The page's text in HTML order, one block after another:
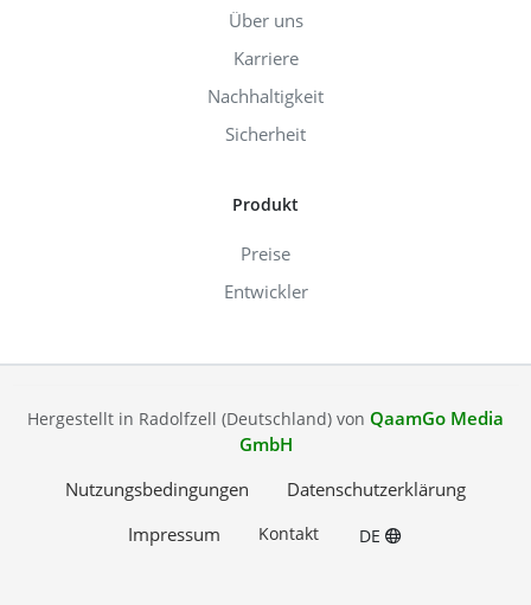
Über uns
Karriere
Nachhaltigkeit
Sicherheit
Produkt
Preise
Entwickler
Hergestellt in Radolfzell (Deutschland) von QaamGo Media
GmbH
Nutzungsbedingungen
Datenschutzerklärung
Impressum
Kontakt DE